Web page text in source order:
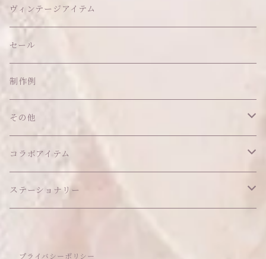
ボトムス
ヘッドドレス
イヤリング
ピアス
ソックス
バッグ
ショルダーバッグ
お散歩バッグ
ポーチ
コインケース
カードケース
キーホルダー
その他
ウォールデコ
その他
ティッシュケース
クッション・座布団
ハンガー
マット
ぬいちゃん本体
アクセサリー
ヘッドドレス Sサイズ
ヘッドドレス Mサイズ
アウトフィット
その他
ヴィンテージアイテム
セール
制作例
その他
あこがれシリーズ
福音シリーズ
コラボアイテム
はるぽんの愛のつづき♡はるぽん生誕祭2026
ステーショナリー
プライバシーポリシー